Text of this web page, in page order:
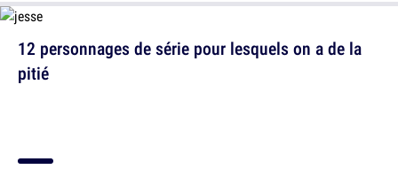
12 personnages de série pour lesquels on a de la
pitié